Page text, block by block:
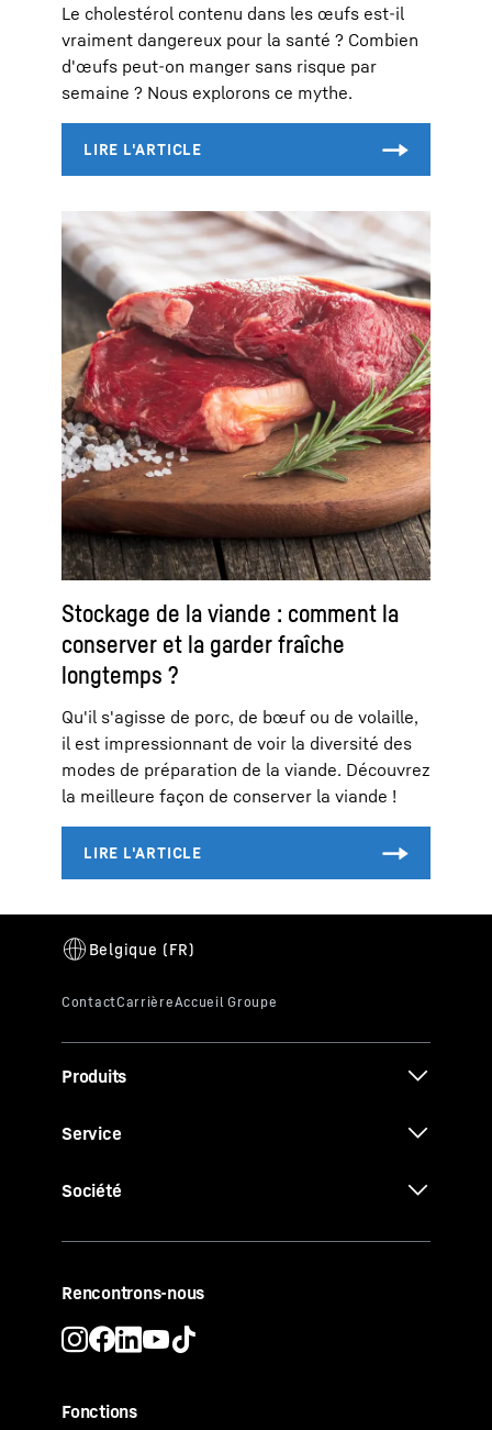
Le cholestérol contenu dans les œufs est-il
vraiment dangereux pour la santé ? Combien
d'œufs peut-on manger sans risque par
semaine ? Nous explorons ce mythe.
Stockage de la viande : comment la
conserver et la garder fraîche
longtemps ?
Qu'il s'agisse de porc, de bœuf ou de volaille,
il est impressionnant de voir la diversité des
modes de préparation de la viande. Découvrez
la meilleure façon de conserver la viande !
Produits
Service
Société
Rencontrons-nous
Fonctions